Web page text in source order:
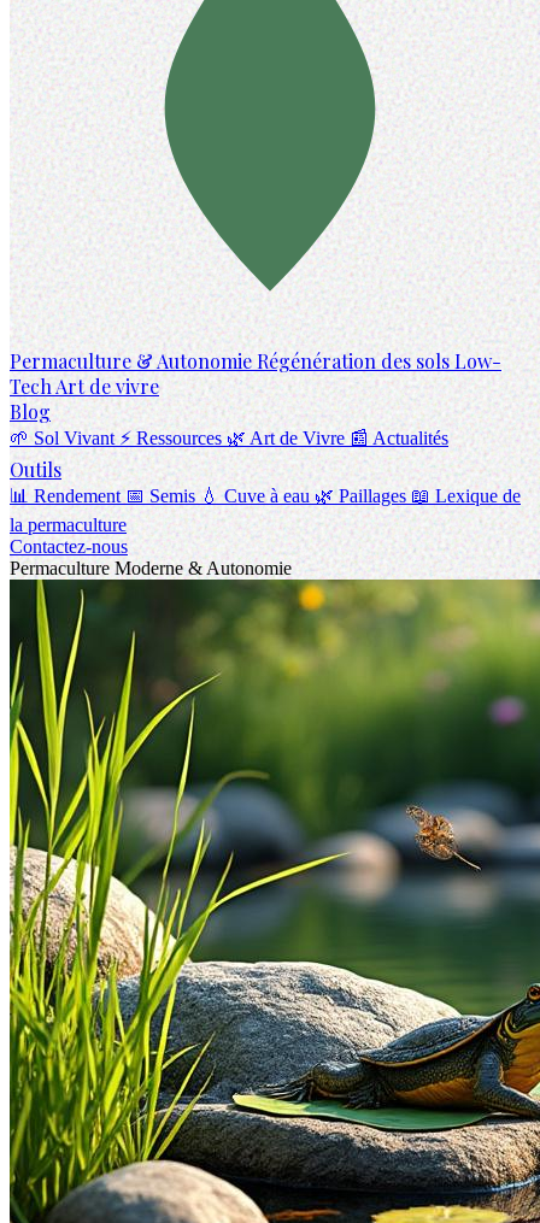
Permaculture & AutonomieRégénération des solsLow-
Tech Art de vivre
Blog
🌱 Sol Vivant⚡ Ressources 🌿 Art de Vivre 📰 Actualités
Outils
📊 Rendement📅 Semis💧 Cuve à eau🌿 Paillages 📖 Lexique de
la permaculture
Contactez-nous
Permaculture Moderne & Autonomie